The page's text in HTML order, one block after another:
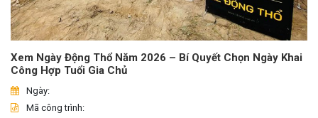
Xem Ngày Động Thổ Năm 2026 – Bí Quyết Chọn Ngày Khai
Công Hợp Tuổi Gia Chủ
Ngày:
Mã công trình: